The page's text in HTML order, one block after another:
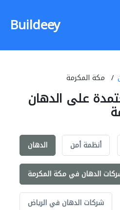
Buildeey
مكة المكرمة
على الدهان
الدهان أنظمة أمن
الدهان في مكة المكرمة
شركات الدهان في الرياض